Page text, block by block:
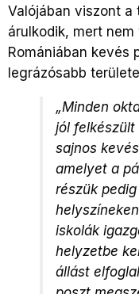
Valójában viszont a
árulkodik, mert
Romániában kevés
legrázósabb
„Minden
jól
sajnos
amelyet a
részük
iskolák
helyzetbe
állást